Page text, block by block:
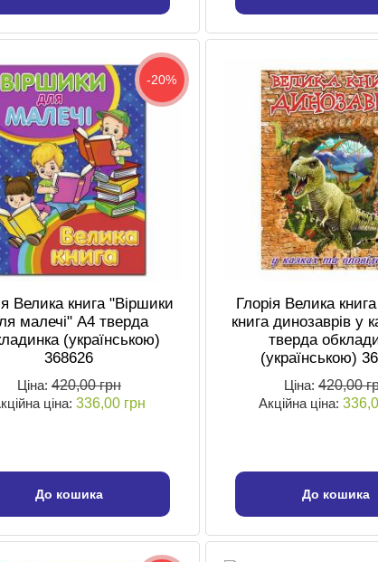
-20%
Велика книга "Віршики
малечі" А4 тверда
(українською)
368626
Ціна: 420,00 грн
ціна:336,00 грн
До кошика
Глорія Велика
книга динозаврів у
тверда
(українською)
Ціна: 420,00
Акційна ціна:
До кошика